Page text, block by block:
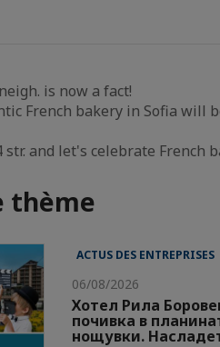
is now a fact!
French bakery in Sofia will
and let's celebrate French
thème
ACTUS DES ENTREPRISES
06/08/2026
Хотел Рила
почивка в
нощувки.